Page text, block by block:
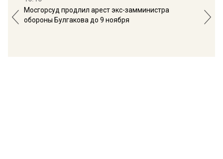
Мосгорсуд продлил арест экс-замминистра
обороны Булгакова до 9 ноября